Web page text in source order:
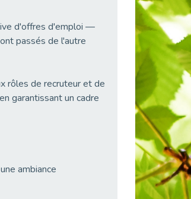
d'offres d'emploi —
passés de l'autre
rôles de recruteur et de
garantissant un cadre
ambiance